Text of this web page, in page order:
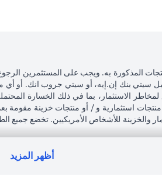
المذكورة به. ويجب على المستثمرين
سيتي بنك إن.إيه، أو سيتي جروب انك. أو
الاستثمار، بما في ذلك الخسارة
استثمارية و / أو منتجات خزينة
والخزينة للأشخاص الأمريكيين. تخضع جميع
أظهر المزيد